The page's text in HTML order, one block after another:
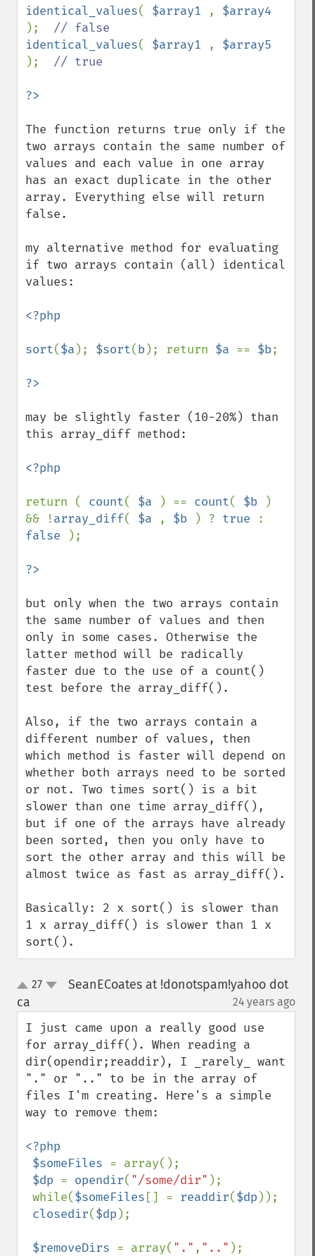
identical_values( $array1 ,
);
identical_values( $array1 ,
); // true
The function returns true only if the
two arrays contain the same number of
values and each value in one array
has an exact duplicate in the other
array. Everything else will return
false.
my alternative method for evaluating
if two arrays contain (all) identical
values:
<?php
sort($a ); $sort(b); return $a == $b;
may be slightly faster (10-20%) than
this array_diff method:
<?php
return ( count( $a ) == count( $b
)
&& !array_diff( $a , $b ) ? true
false
);
but only when the two arrays contain
the same number of values and then
only in some cases. Otherwise the
latter method will be radically
faster due to the use of a count()
test before the array_diff().
Also, if the two arrays contain a
different number of values, then
which method is faster will depend on
whether both arrays need to be sorted
or not. Two times sort() is a bit
slower than one time array_diff(),
but if one of the arrays have already
been sorted, then you only have to
sort the other array and this will be
almost twice as fast as array_diff().
Basically: 2 x sort() is slower than
1 x array_diff() is slower than 1 x
sort().
up27
SeanECoates at !donotspam!yahoo dot
ca
24 years ago
I just came upon a really good use
for array_diff(). When reading a
dir(opendir;readdir), I _rarely_ want
"." or ".." to be in the array of
files I'm creating. Here's a simple
way to remove them:
<?php
$someFiles = array();
$dp = opendir( "/some/dir" );
while($someFiles [] = readdir($dp ));
closedir($dp );
$removeDirs = array( "." , ".." );